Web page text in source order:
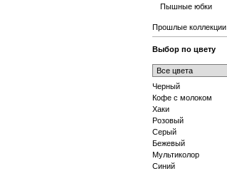
Пышные юбки
Прошлые коллекции
Выбор по цвету
Черный
Кофе с молоком
Хаки
Розовый
Серый
Бежевый
Мультиколор
Синий